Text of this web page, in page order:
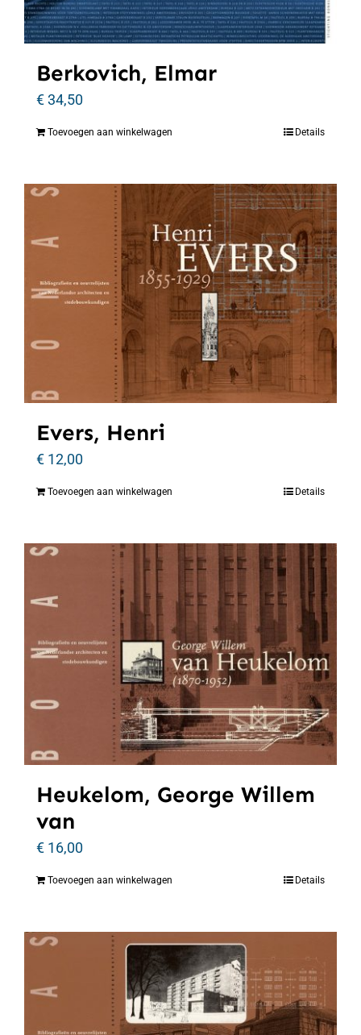
Berkovich, Elmar
€34,50
Toevoegen aan winkelwagen Details
Evers, Henri
€ 12,00
Toevoegen aan winkelwagen Details
Heukelom, George Willem
van
€ 16,00
Toevoegen aan winkelwagen Details